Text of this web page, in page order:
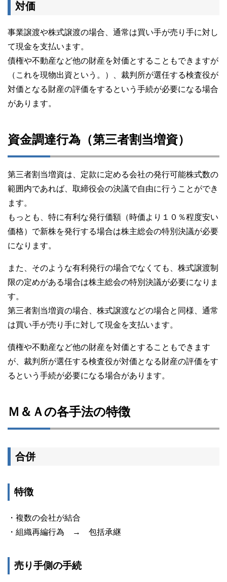
対価
事業譲渡や株式譲渡の場合、通常は買い手が売り手に対し
て現金を支払います。
債権や不動産など他の財産を対価とすることもできますが
（これを現物出資という。）、裁判所が選任する検査役が
対価となる財産の評価をするという手続が必要になる場合
があります。
資金調達行為（第三者割当増資）
第三者割当増資は、定款に定める会社の発行可能株式数の
範囲内であれば、取締役会の決議で自由に行うことができ
ます。
もっとも、特に有利な発行価額（時価より１０％程度安い
価格）で新株を発行する場合は株主総会の特別決議が必要
になります。
また、そのような有利発行の場合でなくても、株式譲渡制
限の定めがある場合は株主総会の特別決議が必要になりま
す。
第三者割当増資の場合、株式譲渡などの場合と同様、通常
は買い手が売り手に対して現金を支払います。
債権や不動産など他の財産を対価とすることもできます
が、裁判所が選任する検査役が対価となる財産の評価をす
るという手続が必要になる場合があります。
Ｍ＆Ａの各手法の特徴
合併
特徴
・複数の会社が結合
・組織再編行為 → 包括承継
売り手側の手続